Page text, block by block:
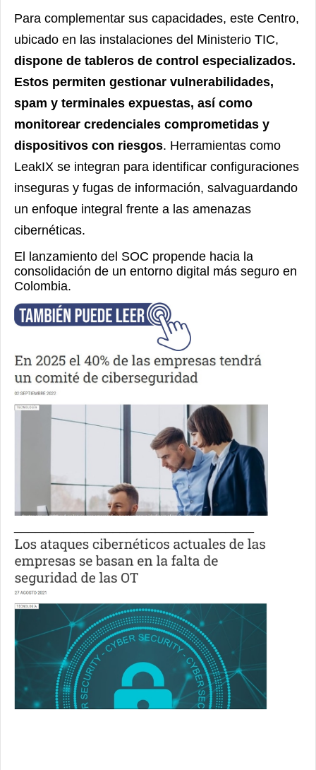
Para complementar sus capacidades, este Centro,
ubicado en las instalaciones del Ministerio TIC,
dispone de tableros de control especializados.
Estos permiten gestionar vulnerabilidades,
spam y terminales expuestas, así como
monitorear credenciales comprometidas y
dispositivos con riesgos. Herramientas como
LeakIX se integran para identificar configuraciones
inseguras y fugas de información, salvaguardando
un enfoque integral frente a las amenazas
cibernéticas.
El lanzamiento del SOC propende hacia la
consolidación de un entorno digital más seguro en
Colombia.